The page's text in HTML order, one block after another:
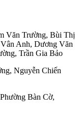
Văn Trường, Bùi Thị
Anh, Dương Văn
, Trần Gia Bảo
, Nguyễn Chiến
Bàn Cờ,